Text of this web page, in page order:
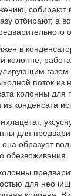
отбирают, а
в
колонне,
поток
колонны для
конденсата
для
образует
обезвоживания.
для